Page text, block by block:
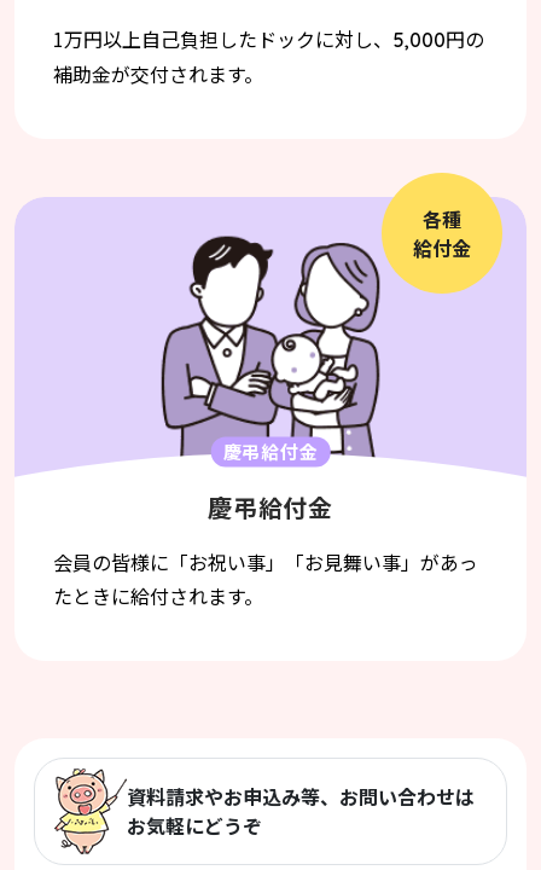
1万円以上自己負担したドックに対し、 5,000円の
補助金が交付されます。
各種
給付金
慶弔給付金
慶弔給付金
会員の皆様に「お祝い事」「お見舞い事」があっ
たときに給付されます。
資料請求やお申込み等、お問い合わせは
お気軽にどうぞ